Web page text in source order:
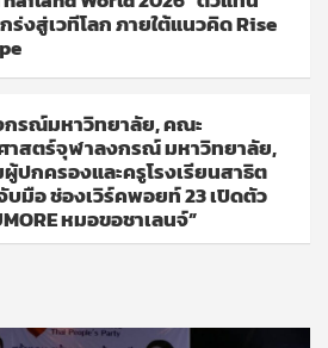
งสู่เวทีโลก ภายใต้แนวคิด Rise
รณ์มหาวิทยาลัย, คณะ
สตร์จุฬาลงกรณ์ มหาวิทยาลัย,
ปกครองและครูโรงเรียนสาธิต
มือ ช่องเวิร์คพอยท์ 23 เปิดตัว
หมอขอชาเลนจ์”